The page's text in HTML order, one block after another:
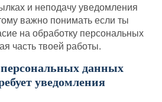
и неподачу уведомления
важно понимать если ты
на обработку персональных
часть твоей работы.
данных
уведомления